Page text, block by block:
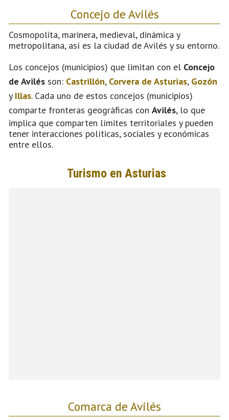
Concejo de Avilés
Cosmopolita, marinera, medieval, dinámica y
metropolitana, así es la ciudad de Avilés y su entorno.
Los concejos (municipios) que limitan con el Concejo
de Avilés son: Castrillón, Corvera de Asturias, Gozón
y Illas. Cada uno de estos concejos (municipios)
comparte fronteras geográficas con Avilés, lo que
implica que comparten límites territoriales y pueden
tener interacciones políticas, sociales y económicas
entre ellos.
Comarca de Avilés